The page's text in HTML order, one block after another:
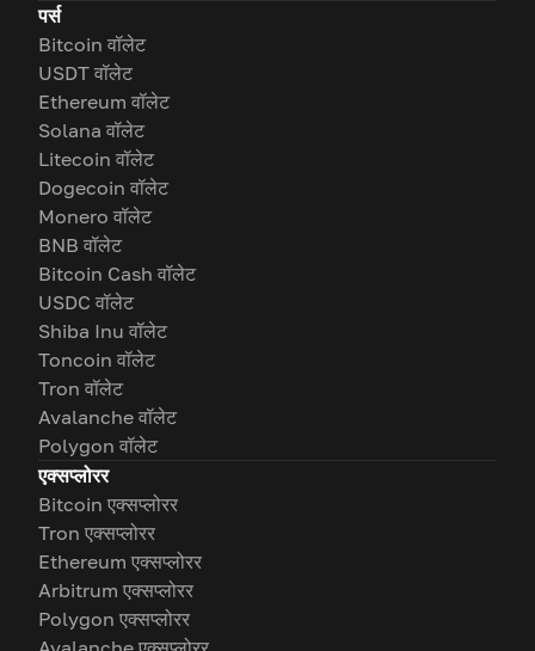
पर्स
Bitcoin वॉलेट
USDT वॉलेट
Ethereum वॉलेट
Solana वॉलेट
Litecoin वॉलेट
Dogecoin वॉलेट
Monero वॉलेट
BNB वॉलेट
Bitcoin Cash वॉलेट
USDC वॉलेट
Shiba Inu वॉलेट
Toncoin वॉलेट
Tron वॉलेट
Avalanche वॉलेट
Polygon वॉलेट
एक्सप्लोरर
Bitcoin एक्सप्लोरर
Tron एक्सप्लोरर
Ethereum एक्सप्लोरर
Arbitrum एक्सप्लोरर
Polygon एक्सप्लोरर